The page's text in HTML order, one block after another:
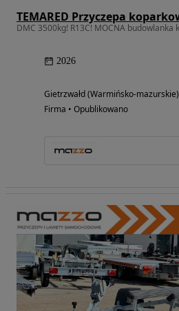
2026
Gietrzwałd (Warmińsko-mazurskie)
Firma • Opublikowano